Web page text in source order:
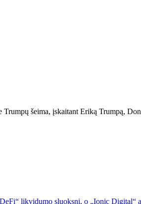
šeima, įskaitant Eriką Trumpą,
likvidumo sluoksnį, o „Ionic Digital“